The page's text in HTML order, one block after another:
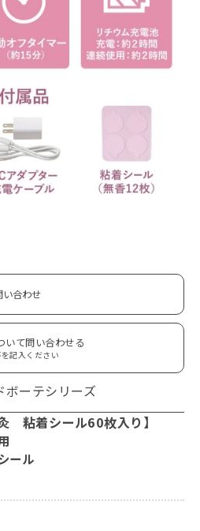
い合わせ
いて問い合わせる
記入ください
ーテシリーズ
粘着シール60枚入り】
ール